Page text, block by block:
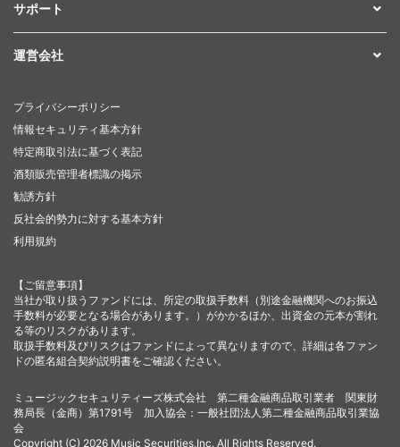
サポート
運営会社
プライバシーポリシー
情報セキュリティ基本方針
特定商取引法に基づく表記
酒類販売管理者標識の掲示
勧誘方針
反社会的勢力に対する基本方針
利用規約
【ご留意事項】
当社が取り扱うファンドには、所定の取扱手数料（別途金融機関へのお振込
手数料が必要となる場合があります。）がかかるほか、出資金の元本が割れ
る等のリスクがあります。
取扱手数料及びリスクはファンドによって異なりますので、詳細は各ファン
ドの匿名組合契約説明書をご確認ください。
ミュージックセキュリティーズ株式会社 第二種金融商品取引業者 関東財
務局長（金商）第1791号 加入協会：一般社団法人第二種金融商品取引業協
会
Copyright (C) 2026 Music Securities,Inc. All Rights Reserved.